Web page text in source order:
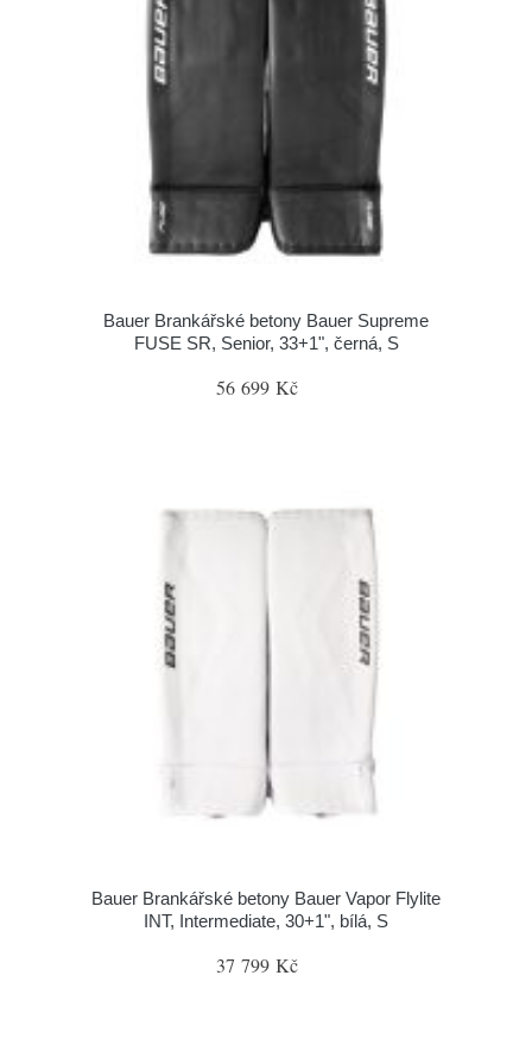
Bauer Brankářské betony Bauer Supreme
FUSE SR, Senior, 33+1", černá, S
56 699 Kč
Bauer Brankářské betony Bauer Vapor Flylite
INT, Intermediate, 30+1", bílá, S
37 799 Kč